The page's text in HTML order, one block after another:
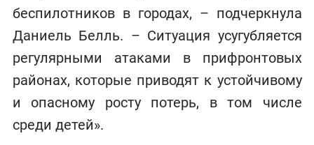
беспилотников в городах, – подчеркнула
Даниель Белль. – Ситуация усугубляется
регулярными атаками в прифронтовых
районах, которые приводят к устойчивому
и опасному росту потерь, в том числе
среди детей».